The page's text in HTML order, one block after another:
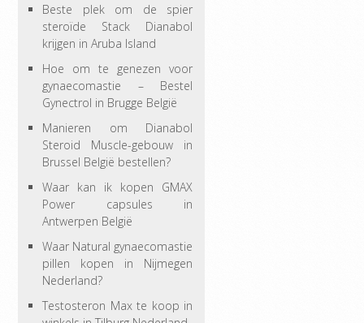
Beste plek om de spier
steroïde Stack Dianabol
krijgen in Aruba Island
Hoe om te genezen voor
gynaecomastie – Bestel
Gynectrol in Brugge België
Manieren om Dianabol
Steroid Muscle-gebouw in
Brussel België bestellen?
Waar kan ik kopen GMAX
Power capsules in
Antwerpen België
Waar Natural gynaecomastie
pillen kopen in Nijmegen
Nederland?
Testosteron Max te koop in